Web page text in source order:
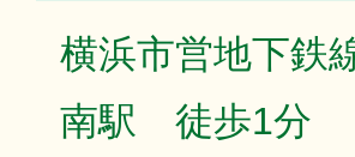
横浜市営地下鉄
南駅 徒歩1分